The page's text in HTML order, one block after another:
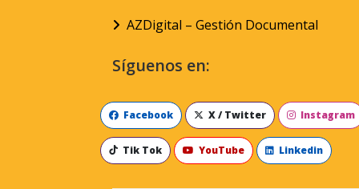
AZDigital – Gestión Documental
Síguenos en:
Facebook X / Twitter Instagram
Tik Tok YouTube Linkedin